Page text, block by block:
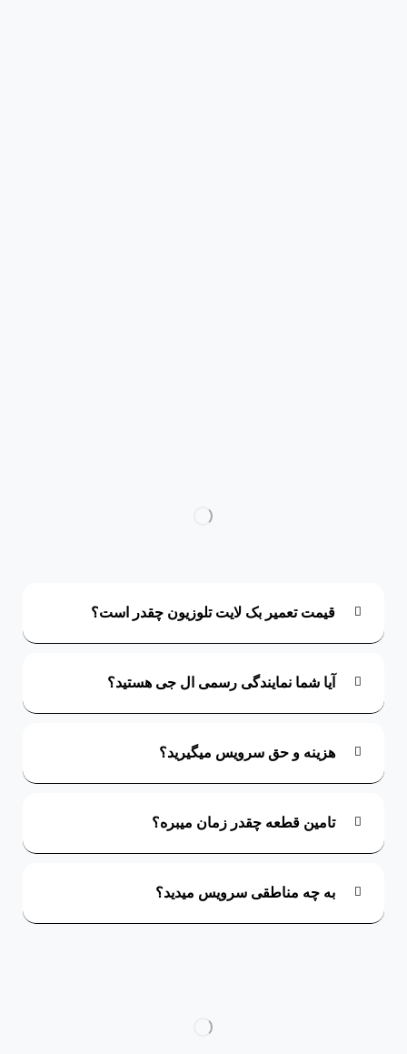
قیمت تعمیر بک لایت تلوزیون چقدر است؟
آیا شما نمایندگی رسمی ال جی هستید؟
هزینه و حق سرویس میگیرید؟
تامین قطعه چقدر زمان میبره؟
به چه مناطقی سرویس میدید؟